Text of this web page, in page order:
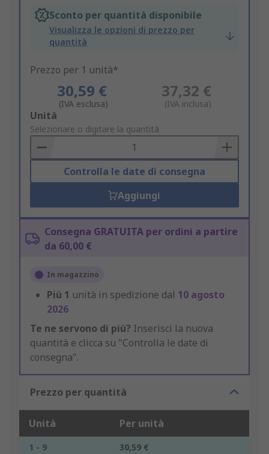
Sconto per quantità disponibile
Visualizza le opzioni di prezzo per
quantità
Prezzo per 1 unità*
30,59 €
(IVA esclusa)
37,32 €
(IVA inclusa)
Add
to
Basket
Unità
Selezionare o digitare la quantità
Controlla le date di consegna
Aggiungi
Consegna GRATUITA per ordini a partire
da 60,00 €
In magazzino
Più 1 unità in spedizione dal 10 agosto
2026
Te ne servono di più? Inserisci la nuova
quantità e clicca su "Controlla le date di
consegna".
Prezzo per quantità
Unità Per unità
1 - 9
30,59 €